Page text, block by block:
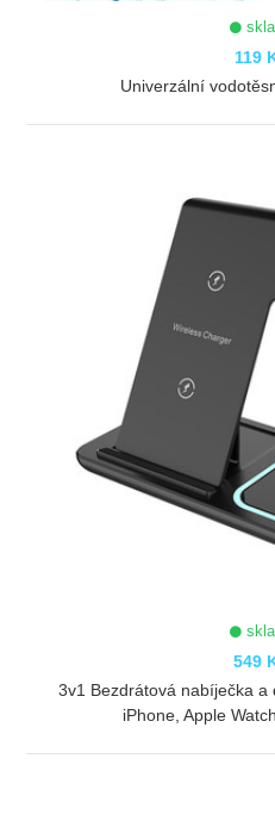
119
Univerzální
549
3v1 Bezdrátová nabíječka a
iPhone, Apple